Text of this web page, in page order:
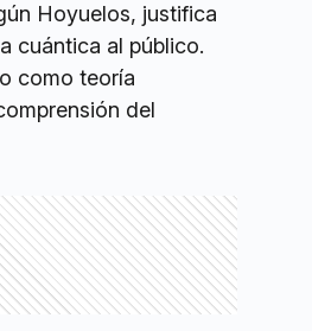
Hoyuelos, justifica
cuántica al público.
como teoría
del